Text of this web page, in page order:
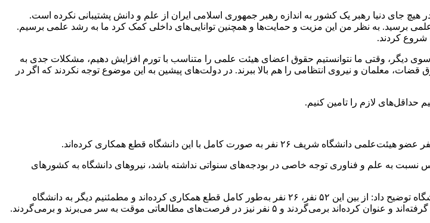
جای دنیا رهبر یک کشور به اندازه رهبر جمهوری اسلامی ایران از علم و دانش پشتیبانی نکرده است.
برسید. به نظر من این مزیت و حمایت‌ها و همچنین توانایی‌های داخلی کمک کرد ما به رشد علمی برسیم.
شروع کردند.
دیگر، وقتی ما نتوانستیم حقوق اعضای هیئت علمی را متناسب با تورم افزایش دهیم، مشکلات جدی به
معلمان و نیروی انتظامی را هم بالا ببرند. در دولت‌های پیشین به این موضوع توجه نکردند که اگر در
حداقل‌های لازم را تامین کنیم.
به علم و فناوری توجه خاصی در بودجه‌های سنواتی نداشته باشد، نیروهای دانشگاه به کشورهای
سرپرست دانشگاه صنعتی شریف در مورد وضعیت فعالیت ۵۲ نفر از اعضای هیئت‌علمی این دانشگاه توضیح داد: از بین این ۵۲ نفر، ۲۶ نفر به‌طور کامل قطع همکاری کرده‌اند و مطمئنیم دیگر به دانشگاه